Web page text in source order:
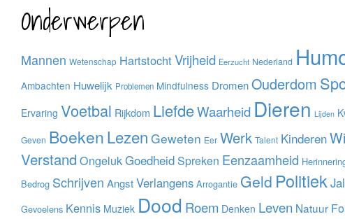
Onderwerpen
Mannen Wetenschap HartstochtVrijheid Eerzucht Nederland
Ambachten Huwelijk Problemen Mindfulness DromenOuderdom
Ervaring Voetbal Rijkdom LiefdeWaarheid Dieren Lijden
Geven BoekenLezen Geweten Eer Werk Talent Kinderen
Verstand OngelukGoedheidSpreken Eenzaamheid
Bedrog Schrijven AngstVerlangens Arrogantie Geld Politiek
Gevoelens Kennis Muziek Dood Roem Denken Leven Natuur